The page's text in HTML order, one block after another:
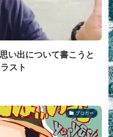
い出について書こうと
スト
ブロガー